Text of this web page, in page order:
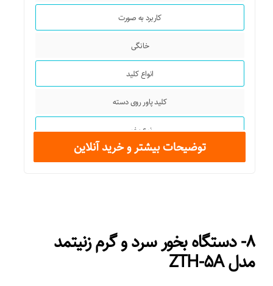
کاربرد به صورت
خانگی
انواع کلید
کلید پاور روی دسته
نوع بخور
میزان کارکرد مداوم
توضیحات بیشتر و خرید آنلاین
۸- دستگاه بخور سرد و گرم زنیتمد
مدل ZTH-۵A